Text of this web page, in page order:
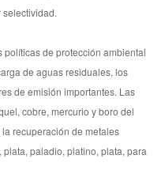
selectividad.
de protección ambiental
de aguas residuales, los
de emisión importantes. Las
cobre, mercurio y boro del
recuperación de metales
paladio, platino, plata, para